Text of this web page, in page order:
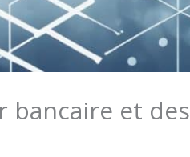
bancaire et des